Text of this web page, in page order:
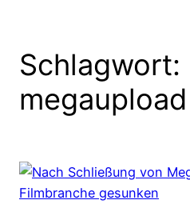
Schlagwort:
megaupload